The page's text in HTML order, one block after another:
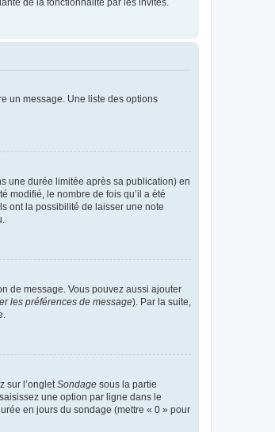
un message. Une liste des options
une durée limitée après sa publication) en
modifié, le nombre de fois qu’il a été
ont la possibilité de laisser une note
de message. Vous pouvez aussi ajouter
les préférences de message). Par la suite,
sur l’onglet Sondage sous la partie
une option par ligne dans le
en jours du sondage (mettre « 0 » pour